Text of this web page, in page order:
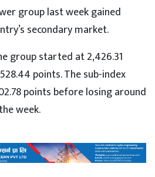
group last week gained
secondary market.
group started at 2,426.31
points. The sub-index
points before losing around
week.